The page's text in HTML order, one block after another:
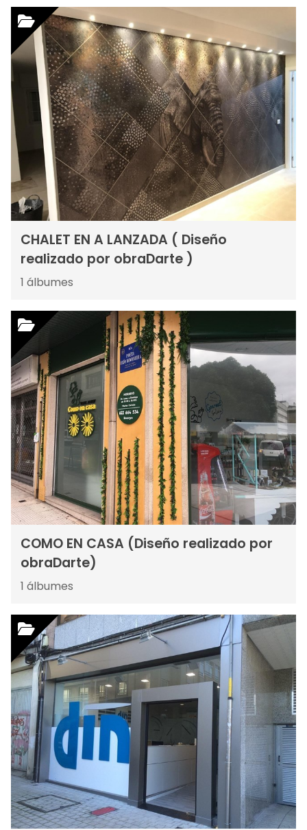
CHALET EN A LANZADA ( Diseño
realizado por obraDarte )
1 álbumes
COMO EN CASA (Diseño realizado por
obraDarte)
1 álbumes